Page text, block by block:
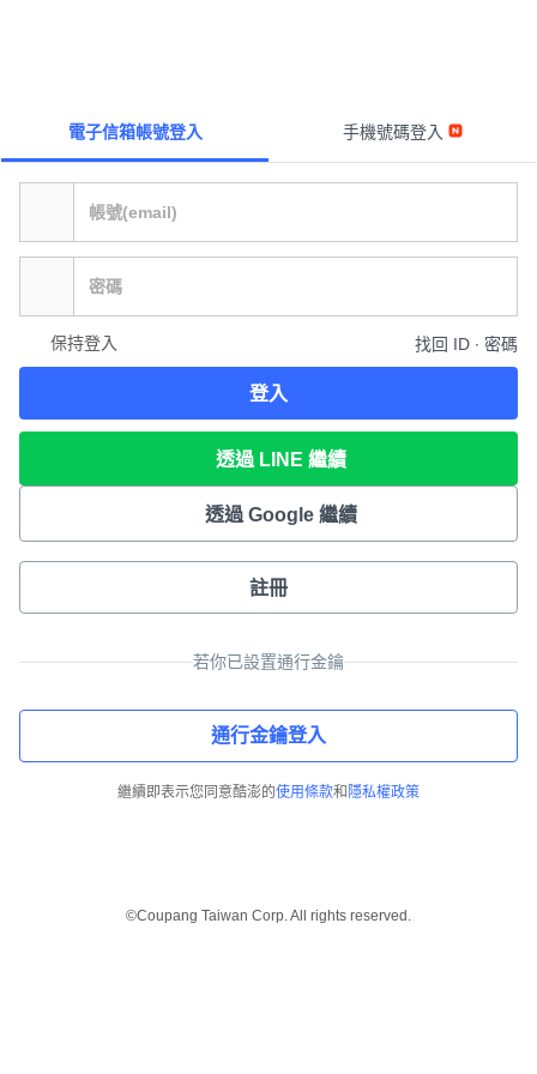
電子信箱帳號登入 手機號碼登入
保持登入 找回 ID ∙ 密碼
登入
透過 LINE 繼續
透過 Google 繼續
註冊
若你已設置通行金鑰
通行金鑰登入
繼續即表示您同意酷澎的使用條款和 隱私權政策
©Coupang Taiwan Corp. All rights reserved.